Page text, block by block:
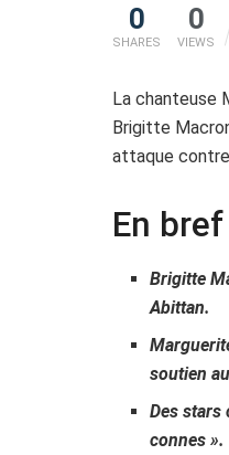
0
SHARES
0
VIEWS
La chanteuse
Brigitte
attaque
En bref
Brigitte
Abittan.
soutien
Des stars
connes ».